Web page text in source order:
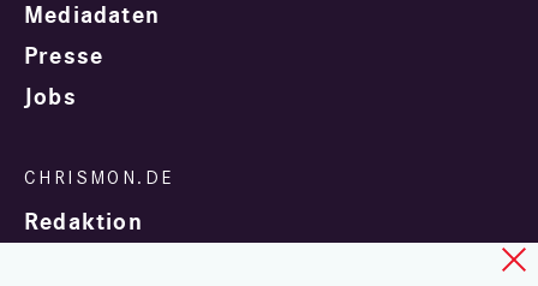
Mediadaten
Presse
Jobs
Redaktion